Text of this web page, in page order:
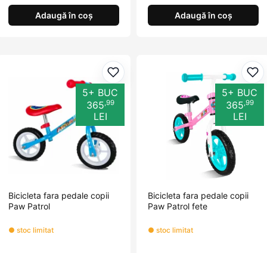
Adaugă în coș Adaugă în coș
Adaugă la favorite
5+ BUC
365,99
LEI
Bicicleta fara pedale copii
Paw Patrol
● stoc limitat
5+ BUC
365,99
LEI
Bicicleta fara pedale copii
Paw Patrol fete
● stoc limitat